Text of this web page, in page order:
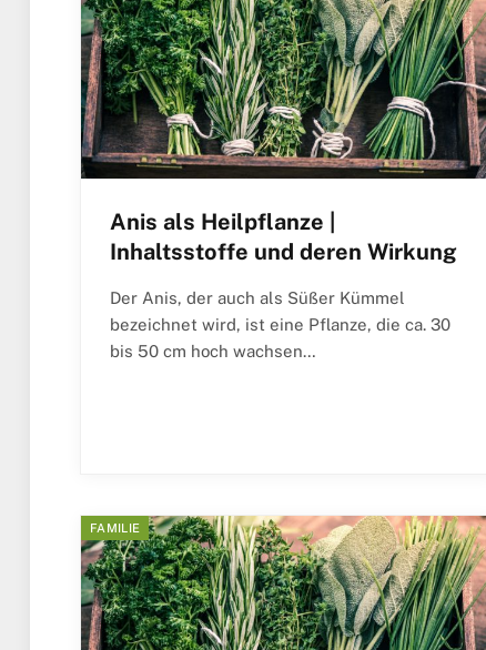
Anis als Heilpflanze |
Inhaltsstoffe und deren Wirkung
Der Anis, der auch als Süßer Kümmel
bezeichnet wird, ist eine Pflanze, die ca. 30
bis 50 cm hoch wachsen…
FAMILIE